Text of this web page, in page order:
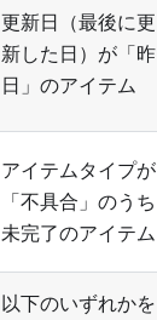
更新日（最後に更
新した日）が「昨
日」のアイテム
アイテムタイプが
「不具合」のうち
未完了のアイテム
以下のいずれかを